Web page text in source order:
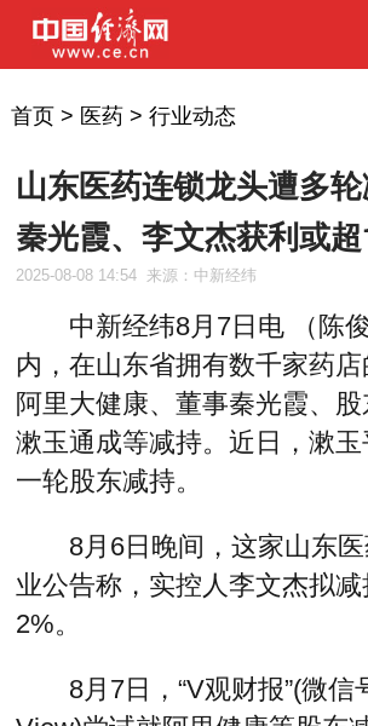
首页> 医药> 行业动态
山东医药连锁龙头遭多
秦光霞、李文杰获利或
2025-08-08 14:54 来源：中新经纬
中新经纬8月7日电 （陈
内，在山东省拥有数千家药
阿里大健康、董事秦光霞、
漱玉通成等减持。近日，漱
一轮股东减持。
8月6日晚间，这家山东
业公告称，实控人李文杰拟
2%。
8月7日，“V观财报”(微信